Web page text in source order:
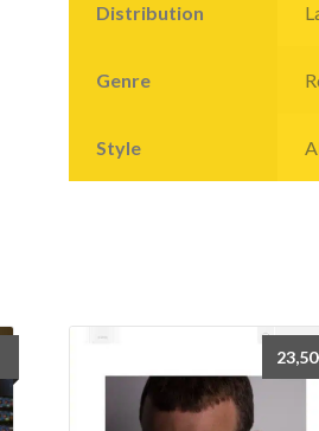
Distribution
Genre
Style
23,50